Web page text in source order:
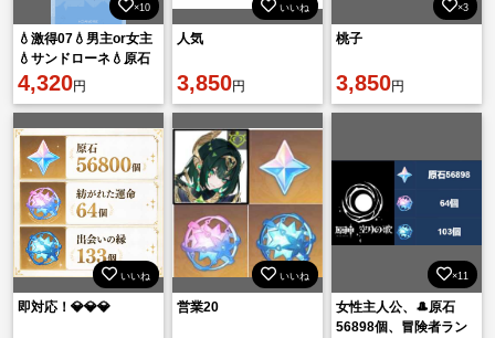
×10
💧激得07💧男主or女主
💧サンドローネ💧原石
48010個💧運命60個💧
縁103個💧💧
4,320円
いいね
人気
3,850円
×3
桃子
3,850円
いいね
即対応！💎💎💎
いいね
営業20
×11
女性主人公、🎩原石
56898個、冒険者ラン